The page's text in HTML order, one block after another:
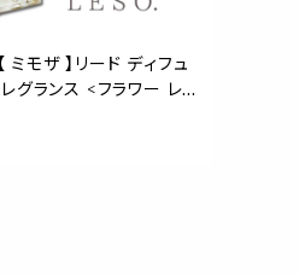
モザ 】リード ディフュ
グランス <フラワー レ
産 消臭 寝具 空間 ベ
ルーム 誕生 母 中元